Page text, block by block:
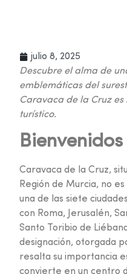
julio 8, 2025
Descubre el alma de
emblemáticas del
Caravaca de la Cruz
turístico.
Caravaca de la Cruz,
Región de Murcia, no es
una de las siete
con Roma, Jerusalén,
Santo Toribio de
designación, otorgada
resalta su importancia
convierte en un centro